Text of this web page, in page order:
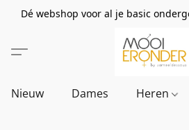
Dé webshop voor al je basic
Nieuw Dames Heren